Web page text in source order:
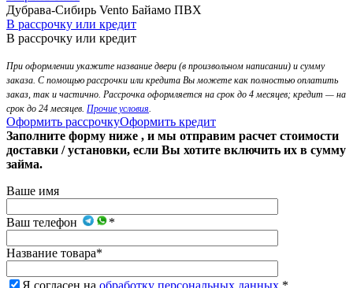
Дубрава-Сибирь Vento Байамо ПВХ
В рассрочку или кредит
В рассрочку или кредит
При оформлении укажите название двери (в произвольном написании) и сумму
заказа. С помощью рассрочки или кредита Вы можете как полностью оплатить
заказ, так и частично. Рассрочка оформляется на срок до 4 месяцев; кредит — на
срок до 24 месяцев. Прочие условия
Оформить рассрочкуОформить кредит
Заполните форму ниже , и мы отправим расчет стоимости
доставки / установки, если Вы хотите включить их в сумму
займа.
Ваше имя
Ваш телефон *
Название товара*
Я согласен на обработку персональных данных.*